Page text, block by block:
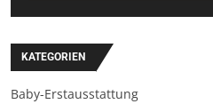
KATEGORIEN
Baby-Erstausstattung